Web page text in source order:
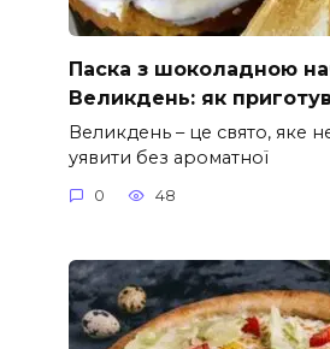
Паска з шоколадною
Великдень: як
Великдень – це свято, яке
уявити без ароматної
0 48